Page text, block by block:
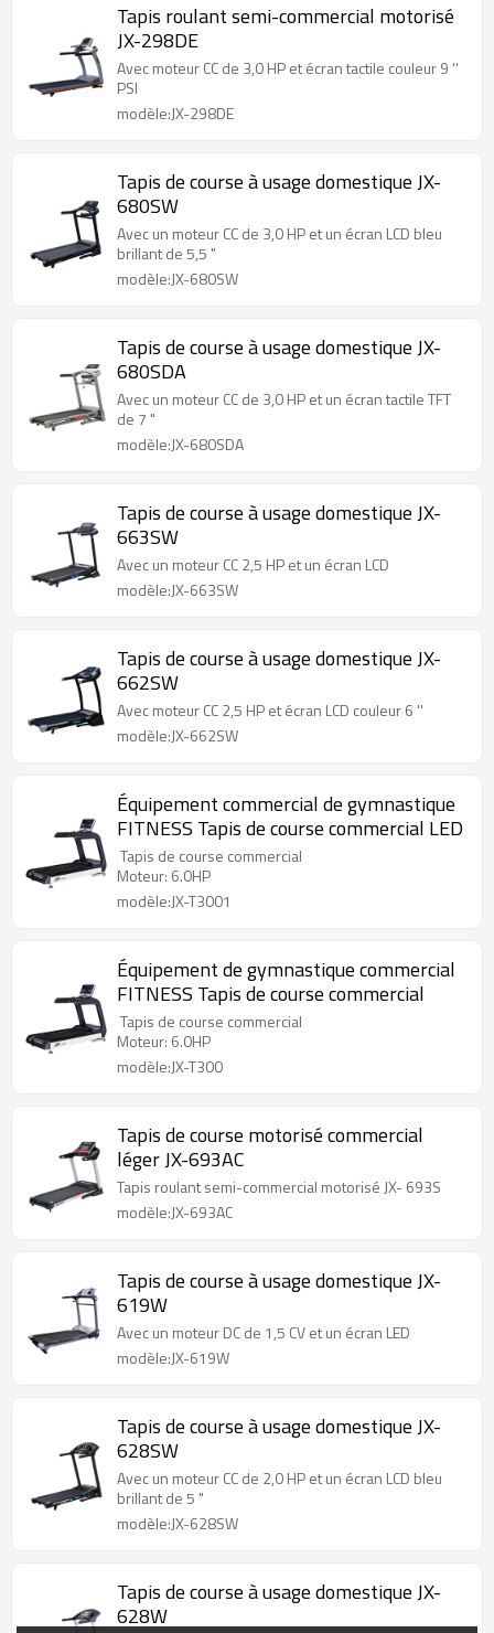
Tapis roulant semi-commercial motorisé
JX-298DE
Avec moteur CC de 3,0 HP et écran tactile couleur 9 ''
PSI
modèle:JX-298DE
Tapis de course à usage domestique JX-
680SW
Avec un moteur CC de 3,0 HP et un écran LCD bleu
brillant de 5,5 "
modèle:JX-680SW
Tapis de course à usage domestique JX-
680SDA
Avec un moteur CC de 3,0 HP et un écran tactile TFT
de 7 "
modèle:JX-680SDA
Tapis de course à usage domestique JX-
663SW
Avec un moteur CC 2,5 HP et un écran LCD
modèle:JX-663SW
Tapis de course à usage domestique JX-
662SW
Avec moteur CC 2,5 HP et écran LCD couleur 6 ''
modèle:JX-662SW
Équipement commercial de gymnastique
FITNESS Tapis de course commercial LED
Tapis de course commercial
Moteur: 6.0HP
modèle:JX-T3001
Équipement de gymnastique commercial
FITNESS Tapis de course commercial
Tapis de course commercial
Moteur: 6.0HP
modèle:JX-T300
Tapis de course motorisé commercial
léger JX-693AC
Tapis roulant semi-commercial motorisé JX- 693S
modèle:JX-693AC
Tapis de course à usage domestique JX-
619W
Avec un moteur DC de 1,5 CV et un écran LED
modèle:JX-619W
Tapis de course à usage domestique JX-
628SW
Avec un moteur CC de 2,0 HP et un écran LCD bleu
brillant de 5 "
modèle:JX-628SW
Tapis de course à usage domestique JX-
628W